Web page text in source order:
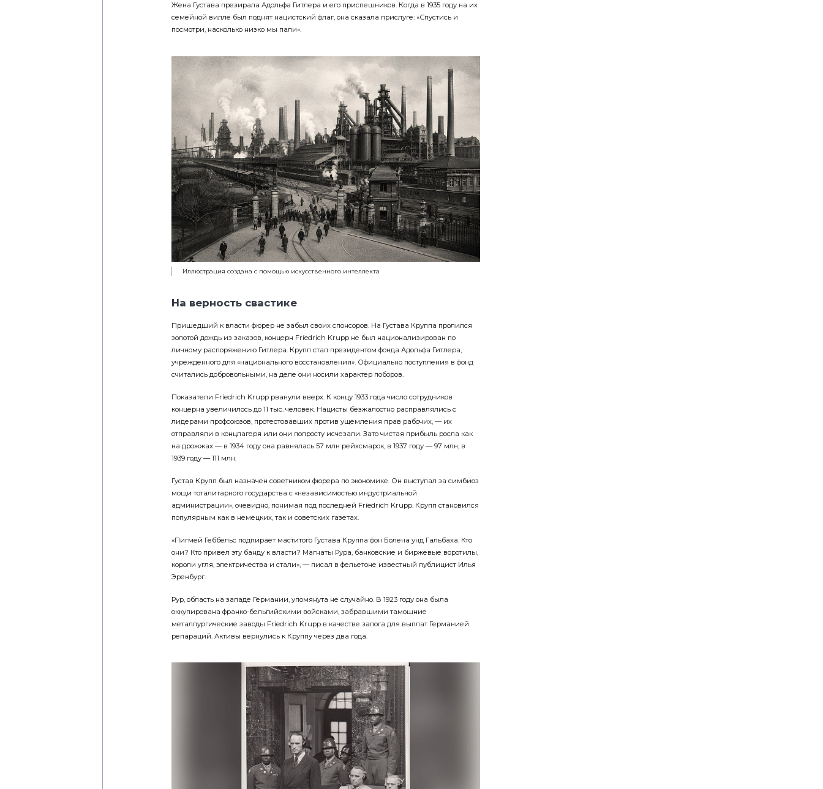
Жена Густава презирала Адольфа Гитлера и его приспешников. Когда в 1935 году на их
семейной вилле был поднят нацистский флаг, она сказала прислуге: «Спустись и
посмотри, насколько низко мы пали».
Иллюстрация создана с помощью искусственного интеллекта
На верность свастике
Пришедший к власти фюрер не забыл своих спонсоров. На Густава Круппа пролился
золотой дождь из заказов, концерн Fríedrich Krupp не был национализирован по
личному распоряжению Гитлера. Крупп стал президентом фонда Адольфа Гитлера,
учрежденного для «национального восстановления». Официально поступления в фонд
считались добровольными, на деле они носили характер поборов.
Показатели Fríedrich Krupp рванули вверх. К концу 1933 года число сотрудников
концерна увеличилось до 11 тыс. человек. Нацисты безжалостно расправлялись с
лидерами профсоюзов, протестовавших против ущемления прав рабочих, — их
отправляли в концлагеря или они попросту исчезали. Зато чистая прибыль росла как
на дрожжах — в 1934 году она равнялась 57 млн рейхсмарок, в 1937 году — 97 млн, в
1939 году — 111 млн.
Густав Крупп был назначен советником фюрера по экономике. Он выступал за симбиоз
мощи тоталитарного государства с «независимостью индустриальной
администрации», очевидно, понимая под последней Fríedrich Krupp. Крупп становился
популярным как в немецких, так и советских газетах.
«Пигмей Геббельс подпирает маститого Густава Круппа фон Болена унд Гальбаха. Кто
они? Кто привел эту банду к власти? Магнаты Рура, банковские и биржевые воротилы,
короли угля, электричества и стали», — писал в фельетоне известный публицист Илья
Эренбург.
Рур, область на западе Германии, упомянута не случайно. В 1923 году она была
оккупирована франко-бельгийскими войсками, забравшими тамошние
металлургические заводы Fríedrich Krupp в качестве залога для выплат Германией
репараций. Активы вернулись к Круппу через два года.